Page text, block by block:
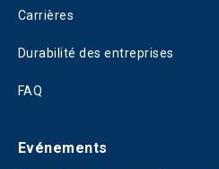
Carrières
Durabilité des entreprises
FAQ
Evénements